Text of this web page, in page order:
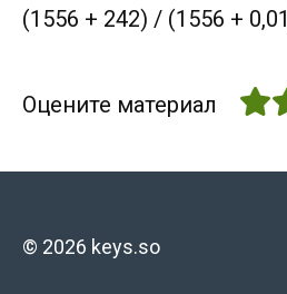
(1556 + 242) / (1556 +
Оцените материал
© 2026 keys.so